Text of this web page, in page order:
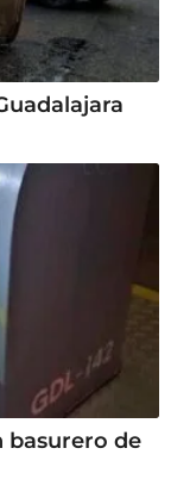
basurero de